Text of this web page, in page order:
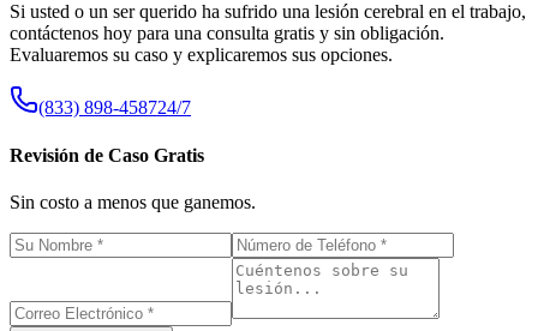
Si usted o un ser querido ha sufrido una lesión cerebral en el trabajo,
contáctenos hoy para una consulta gratis y sin obligación.
Evaluaremos su caso y explicaremos sus opciones.
(833) 898-458724/7
Revisión de Caso Gratis
Sin costo a menos que ganemos.